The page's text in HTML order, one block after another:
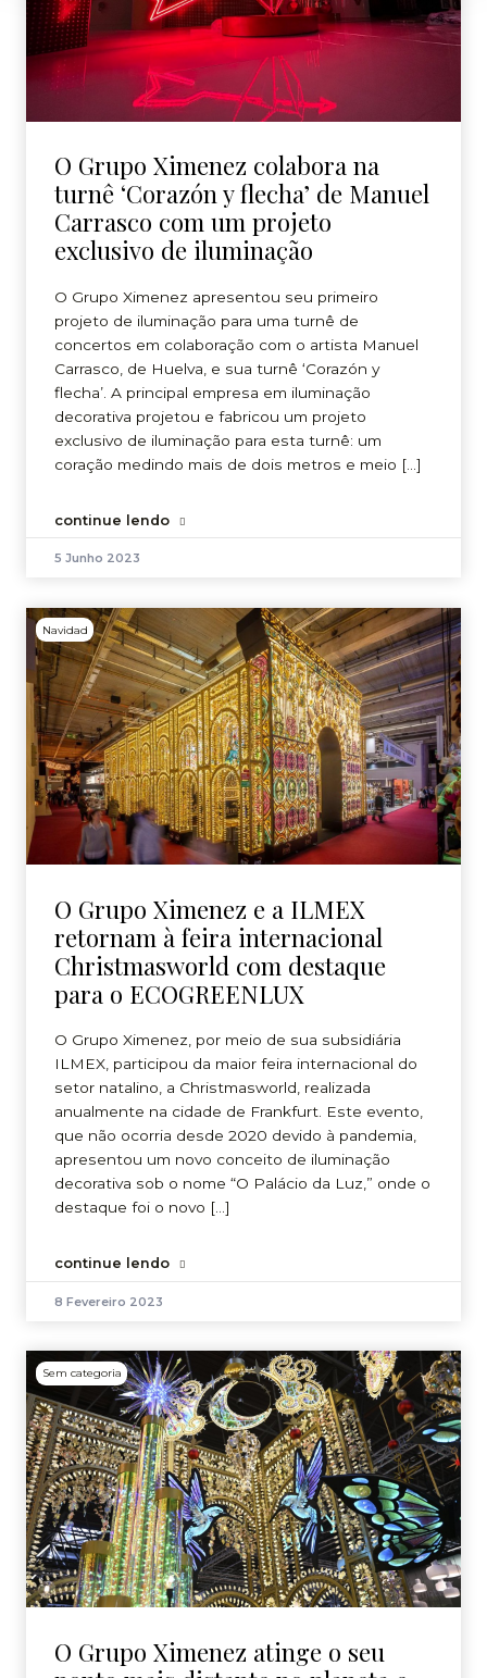
O Grupo Ximenez colabora na
turnê ‘Corazón y flecha’ de Manuel
Carrasco com um projeto
exclusivo de iluminação
O Grupo Ximenez apresentou seu primeiro
projeto de iluminação para uma turnê de
concertos em colaboração com o artista Manuel
Carrasco, de Huelva, e sua turnê ‘Corazón y
flecha’. A principal empresa em iluminação
decorativa projetou e fabricou um projeto
exclusivo de iluminação para esta turnê: um
coração medindo mais de dois metros e meio […]
continue lendo
5 Junho 2023
Navidad
O Grupo Ximenez e a ILMEX
retornam à feira internacional
Christmasworld com destaque
para o ECOGREENLUX
O Grupo Ximenez, por meio de sua subsidiária
ILMEX, participou da maior feira internacional do
setor natalino, a Christmasworld, realizada
anualmente na cidade de Frankfurt. Este evento,
que não ocorria desde 2020 devido à pandemia,
apresentou um novo conceito de iluminação
decorativa sob o nome “O Palácio da Luz,” onde o
destaque foi o novo […]
continue lendo
8 Fevereiro 2023
Sem categoria
O Grupo Ximenez atinge o seu